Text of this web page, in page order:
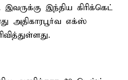
இந்திய கிரிக்கெட்
அதிகாரபூர்வ எக்ஸ்